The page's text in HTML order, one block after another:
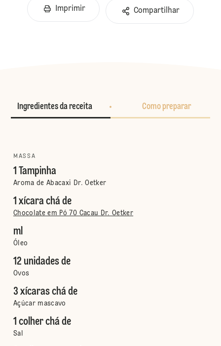
Imprimir Compartilhar
Ingredientes da receita Como preparar
MASSA
1 Tampinha
Aroma de Abacaxi Dr. Oetker
1 xícara chá de
Chocolate em Pó 70 Cacau Dr. Oetker
ml
Óleo
12 unidades de
Ovos
3 xícaras chá de
Açúcar mascavo
1 colher chá de
Sal